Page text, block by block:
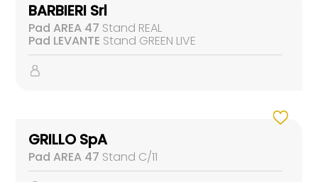
BARBIERI Srl
Pad AREA 47 Stand REAL
Pad LEVANTE Stand GREEN LIVE
GRILLO SpA
Pad AREA 47 Stand C/11